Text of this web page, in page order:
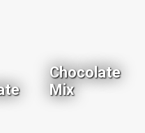
Chocolate
Mix